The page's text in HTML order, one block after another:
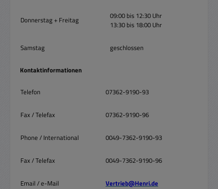
Donnerstag + Freitag
09:00 bis 12:30 Uhr
13:30 bis 18:00 Uhr
Samstag geschlossen
Kontaktinformationen
Telefon 07362-9190-93
Fax / Telefax 07362-9190-96
Phone / International 0049-7362-9190-93
Fax / Telefax 0049-7362-9190-96
Email / e-Mail Vertrieb@Henri.de